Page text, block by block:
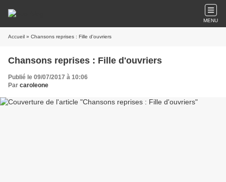
MENU
Accueil » Chansons reprises : Fille d'ouvriers
Chansons reprises : Fille d'ouvriers
Publié le 09/07/2017 à 10:06
Par caroleone